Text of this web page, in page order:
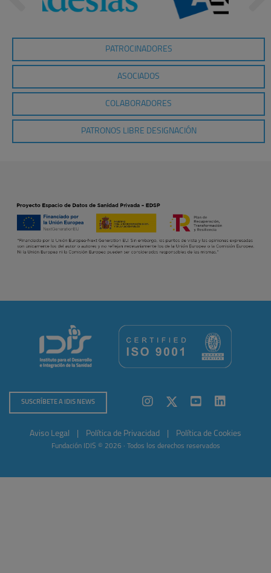
PATROCINADORES
ASOCIADOS
COLABORADORES
PATRONOS LIBRE DESIGNACIÓN
SUSCRÍBETE A IDIS NEWS
Aviso Legal Política de Privacidad Política de Cookies
Fundación IDIS © 2026 · Todos los derechos reservados